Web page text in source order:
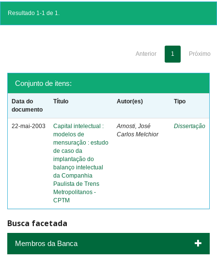
Resultado 1-1 de 1.
Anterior 1 Próximo
Conjunto de itens:
Data do
documento
Título Autor(es) Tipo
22-mai-2003
Capital intelectual :
modelos de
mensuração : estudo
de caso da
implantação do
balanço intelectual
da Companhia
Paulista de Trens
Metropolitanos -
CPTM
Arnosti, José
Carlos Melchior
Dissertação
Busca facetada
Membros da Banca